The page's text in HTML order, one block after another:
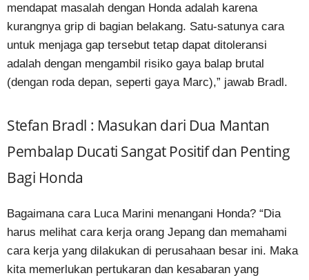
mendapat masalah dengan Honda adalah karena
kurangnya grip di bagian belakang. Satu-satunya cara
untuk menjaga gap tersebut tetap dapat ditoleransi
adalah dengan mengambil risiko gaya balap brutal
(dengan roda depan, seperti gaya Marc),” jawab Bradl.
Stefan Bradl : Masukan dari Dua Mantan
Pembalap Ducati Sangat Positif dan Penting
Bagi Honda
Bagaimana cara Luca Marini menangani Honda? “Dia
harus melihat cara kerja orang Jepang dan memahami
cara kerja yang dilakukan di perusahaan besar ini. Maka
kita memerlukan pertukaran dan kesabaran yang